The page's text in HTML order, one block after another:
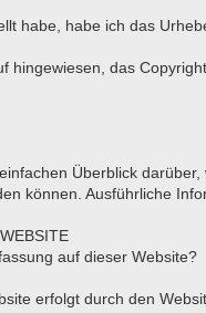
habe, habe ich das
hingewiesen, das
Überblick
können. Ausführliche
auf dieser Website?
erfolgt durch den